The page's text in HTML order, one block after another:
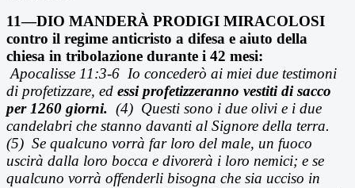
11—DIO MANDERÀ PRODIGI MIRACOLOSI
contro il regime anticristo a difesa e aiuto della
chiesa in tribolazione durante i 42 mesi:
Apocalisse 11:3-6 Io concederò ai miei due testimoni
di profetizzare, ed essi profetizzeranno vestiti di sacco
per 1260 giorni. (4) Questi sono i due olivi e i due
candelabri che stanno davanti al Signore della terra.
(5) Se qualcuno vorrà far loro del male, un fuoco
uscirà dalla loro bocca e divorerà i loro nemici; e se
qualcuno vorrà offenderli bisogna che sia ucciso in